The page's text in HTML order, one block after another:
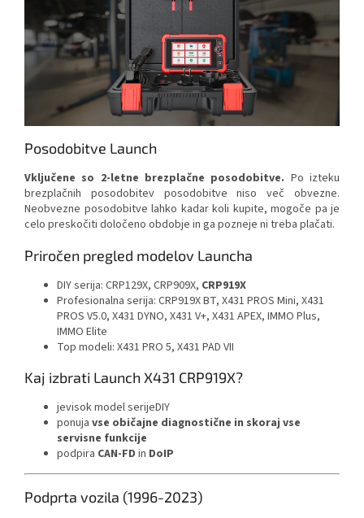
Posodobitve Launch
Vključene so 2-letne brezplačne posodobitve. Po izteku
brezplačnih posodobitev posodobitve niso več obvezne.
Neobvezne posodobitve lahko kadar koli kupite, mogoče pa je
celo preskočiti določeno obdobje in ga pozneje ni treba plačati.
Priročen pregled modelov Launcha
DIY serija: CRP129X, CRP909X, CRP919X
Profesionalna serija: CRP919X BT, X431 PROS Mini, X431
PROS V5.0, X431 DYNO, X431 V+, X431 APEX, IMMO Plus,
IMMO Elite
Top modeli: X431 PRO 5, X431 PAD VII
Kaj izbrati Launch X431 CRP919X?
jevisok model serijeDIY
ponuja vse običajne diagnostične in skoraj vse
servisne funkcije
podpira CAN-FD in DoIP
Podprta vozila (1996-2023)